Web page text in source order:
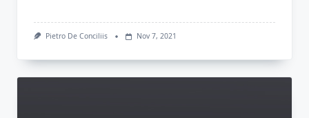
Pietro De Conciliis Nov 7, 2021